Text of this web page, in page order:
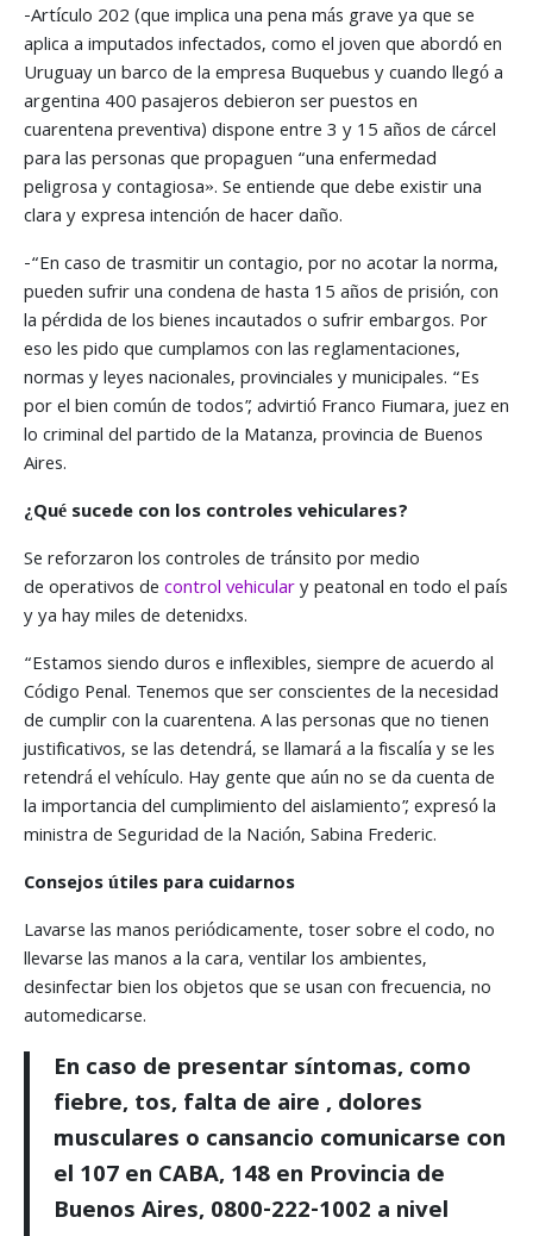
-Artículo 202 (que implica una pena más grave ya que se
aplica a imputados infectados, como el joven que abordó en
Uruguay un barco de la empresa Buquebus y cuando llegó a
argentina 400 pasajeros debieron ser puestos en
cuarentena preventiva) dispone entre 3 y 15 años de cárcel
para las personas que propaguen “una enfermedad
peligrosa y contagiosa». Se entiende que debe existir una
clara y expresa intención de hacer daño.
-“En caso de trasmitir un contagio, por no acotar la norma,
pueden sufrir una condena de hasta 15 años de prisión, con
la pérdida de los bienes incautados o sufrir embargos. Por
eso les pido que cumplamos con las reglamentaciones,
normas y leyes nacionales, provinciales y municipales. “Es
por el bien común de todos”, advirtió Franco Fiumara, juez en
lo criminal del partido de la Matanza, provincia de Buenos
Aires.
¿Qué sucede con los controles vehiculares?
Se reforzaron los controles de tránsito por medio
de operativos decontrol vehiculary peatonal en todo el país
y ya hay miles de detenidxs.
“Estamos siendo duros e inflexibles, siempre de acuerdo al
Código Penal. Tenemos que ser conscientes de la necesidad
de cumplir con la cuarentena. A las personas que no tienen
justificativos, se las detendrá, se llamará a la fiscalía y se les
retendrá el vehículo. Hay gente que aún no se da cuenta de
la importancia del cumplimiento del aislamiento”, expresó la
ministra de Seguridad de la Nación, Sabina Frederic.
Consejos útiles para cuidarnos
Lavarse las manos periódicamente, toser sobre el codo, no
llevarse las manos a la cara, ventilar los ambientes,
desinfectar bien los objetos que se usan con frecuencia, no
automedicarse.
En caso de presentar síntomas, como
fiebre, tos, falta de aire , dolores
musculares o cansancio comunicarse con
el 107 en CABA, 148 en Provincia de
Buenos Aires, 0800-222-1002 a nivel